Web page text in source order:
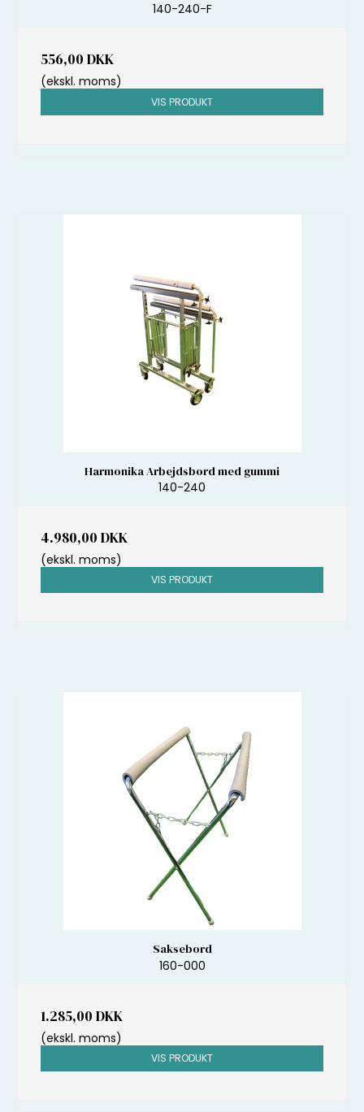
140-240-F
556,00 DKK
(ekskl. moms)
VIS PRODUKT
Harmonika Arbejdsbord med gummi
140-240
4.980,00 DKK
(ekskl. moms)
VIS PRODUKT
Saksebord
160-000
1.285,00 DKK
(ekskl. moms)
VIS PRODUKT